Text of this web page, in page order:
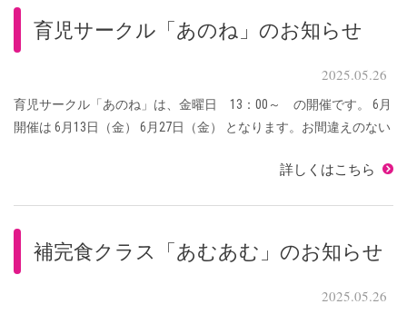
育児サークル「あのね」のお知らせ
2025.05.26
育児サークル「あのね」は、金曜日 13：00～ の開催です。 6月
開催は 6月13日（金） 6月27日（金） となります。お間違えのない
詳しくはこちら
補完食クラス「あむあむ」のお知らせ
2025.05.26